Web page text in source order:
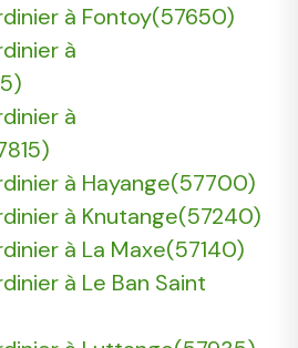
à Fontoy(57650)
à
à
à Hayange(57700)
à Knutange(57240)
à La Maxe(57140)
à Le Ban Saint